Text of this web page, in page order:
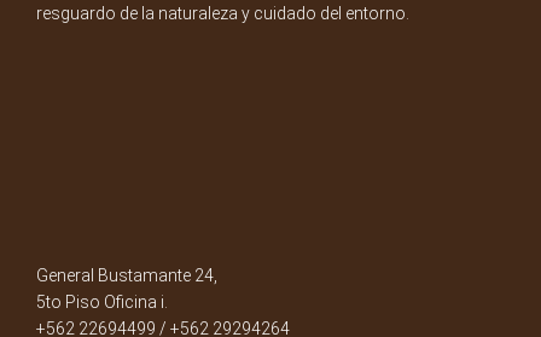
resguardo de la naturaleza y cuidado del entorno.
General Bustamante 24,
5to Piso Oficina i.
+562 22694499 / +562 29294264